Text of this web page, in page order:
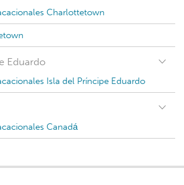
Charlottetown
Eduardo
Isla del Príncipe Eduardo
Canadá